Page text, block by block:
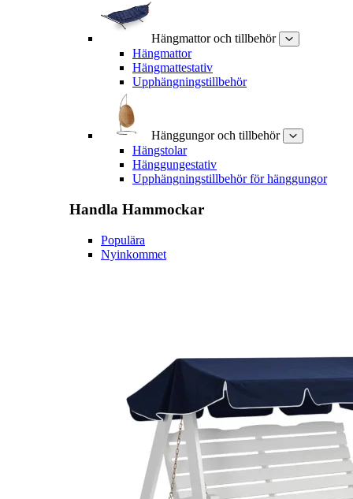
Hängmattor och tillbehör
Hängmattor
Hängmattestativ
Upphängningstillbehör
Hänggungor och tillbehör
Hängstolar
Hänggungestativ
Upphängningstillbehör för hänggungor
Handla Hammockar
Populära
Nyinkommet